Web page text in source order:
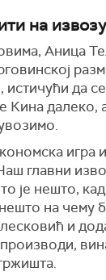
на извозу
Аница
истичући да
Кина далеко,
игра
главни
је нешто,
нешто на чему
и